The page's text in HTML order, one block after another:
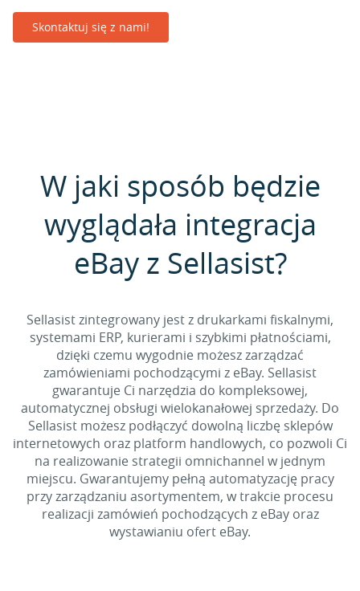
Skontaktuj się z nami!
W jaki sposób będzie
wyglądała integracja
eBay z Sellasist?
Sellasist zintegrowany jest z drukarkami fiskalnymi,
systemami ERP, kurierami i szybkimi płatnościami,
dzięki czemu wygodnie możesz zarządzać
zamówieniami pochodzącymi z eBay. Sellasist
gwarantuje Ci narzędzia do kompleksowej,
automatycznej obsługi wielokanałowej sprzedaży. Do
Sellasist możesz podłączyć dowolną liczbę sklepów
internetowych oraz platform handlowych, co pozwoli Ci
na realizowanie strategii omnichannel w jednym
miejscu. Gwarantujemy pełną automatyzację pracy
przy zarządzaniu asortymentem, w trakcie procesu
realizacji zamówień pochodzących z eBay oraz
wystawianiu ofert eBay.